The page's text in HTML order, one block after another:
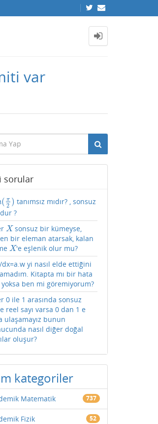
var
sorular
( π
2 )
(π2) tanımsız mıdır? , sonsuz
?
X
X sonsuz bir kümeyse,
bir eleman atarsak, kalan
X
X 'e eşlenik olur mu?
dx=a.w yi nasıl elde ettiğini
Kitapta mı bir hata
ben mi göremiyorum?
0 ile 1 arasında sonsuz
reel sayı varsa 0 dan 1 e
ulaşamayız bunun
nasıl diğer doğal
oluşur?
kategoriler
Matematik 737
Fizik 52